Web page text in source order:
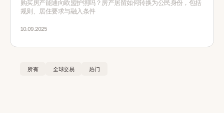
购买房产能通向欧盟护照吗？房产居留如何转换为公民身份，包括
规则、居住要求与融入条件
10.09.2025
所有 全球交易 热门